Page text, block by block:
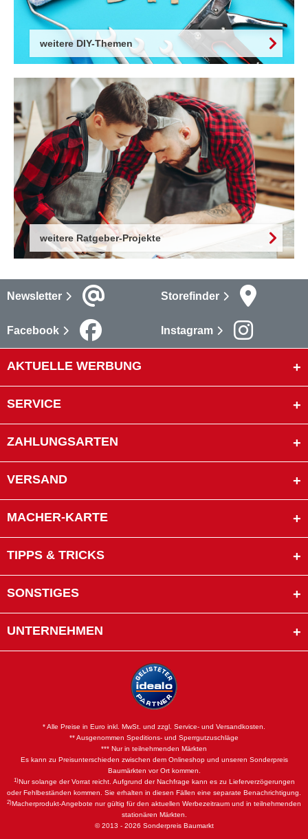
weitere DIY-Themen
weitere Ratgeber-Projekte
Newsletter Storefinder
Facebook Instagram
AKTUELLE WERBUNG
SERVICE
ZAHLUNGSARTEN
VERSAND
MACHER-KARTE
TIPPS & TRICKS
SONSTIGES
UNTERNEHMEN
* Alle Preise in Euro inkl. MwSt. und zzgl. Service- und Versandkosten.
** Ausgenommen Speditions- und Sperrgutzuschläge
*** Nur in teilnehmenden Märkten
Es kann zu Preisunterschieden zwischen dem Onlineshop und unseren Sonderpreis
Baumärkten vor Ort kommen.
1)Nur solange der Vorrat reicht. Aufgrund der Nachfrage kann es zu Lieferverzögerungen
oder Fehlbeständen kommen. Sie erhalten in diesen Fällen eine separate Benachrichtigung.
2)Macherprodukt-Angebote nur gültig für den aktuellen Werbezeitraum und in teilnehmenden
stationären Märkten.
© 2013 - 2026 Sonderpreis Baumarkt